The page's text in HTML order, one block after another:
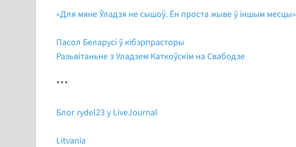
«Для мяне Ўладзя не сышоў. Ён проста жыве ў іншым месцы»
Пасол Беларусі ў кібэрпрасторы
Разьвітаньне з Уладзем Каткоўскім на Свабодзе
***
Блог rydel23 у LiveJournal
Litvania